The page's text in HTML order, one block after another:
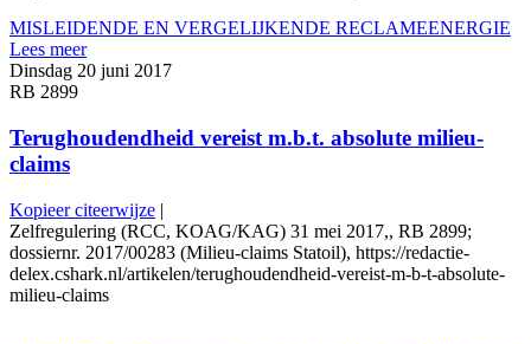
MISLEIDENDE EN VERGELIJKENDE RECLAMEENERGIE
Lees meer
Dinsdag 20 juni 2017
RB 2899
Terughoudendheid vereist m.b.t. absolute milieu-
claims
Kopieer citeerwijze |
Zelfregulering (RCC, KOAG/KAG) 31 mei 2017,, RB 2899;
dossiernr. 2017/00283 (Milieu-claims Statoil), https://redactie-
delex.cshark.nl/artikelen/terughoudendheid-vereist-m-b-t-absolute-
milieu-claims